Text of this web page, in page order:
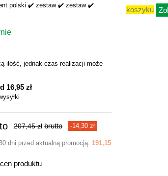
polski ✔️ zestaw ✔️ zestaw ✔️
ilość, jednak czas realizacji może
16,95 zł
207,45 zł brutto -14,30 zł
dni przed aktualną promocją: 191,15
produktu
koszyku